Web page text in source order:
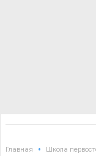
Главная • Школа